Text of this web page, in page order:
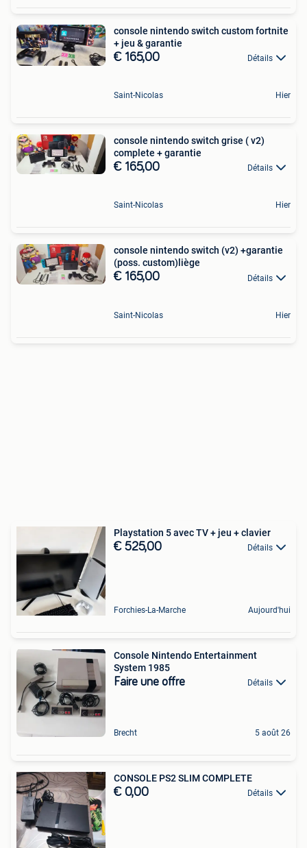
console nintendo switch custom fortnite
+ jeu & garantie
€ 165,00 Détails
Saint-Nicolas Hier
console nintendo switch grise ( v2)
complete + garantie
€ 165,00 Détails
Saint-Nicolas Hier
console nintendo switch (v2) +garantie
(poss. custom)liège
€ 165,00 Détails
Saint-Nicolas Hier
Playstation 5 avec TV + jeu + clavier
€ 525,00 Détails
Forchies-La-Marche Aujourd'hui
Console Nintendo Entertainment
System 1985
Faire une offre Détails
Brecht 5 août 26
CONSOLE PS2 SLIM COMPLETE
€ 0,00 Détails